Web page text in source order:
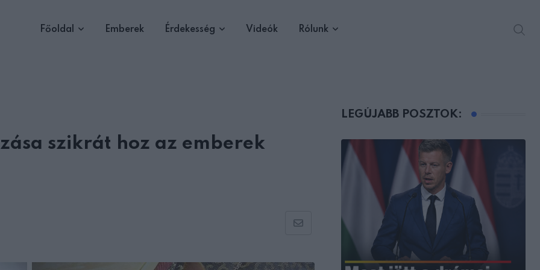
Főoldal Emberek Érdekesség Videók Rólunk
szikrát hoz az emberek
Share
Email
LEGÚJABB POSZTOK: